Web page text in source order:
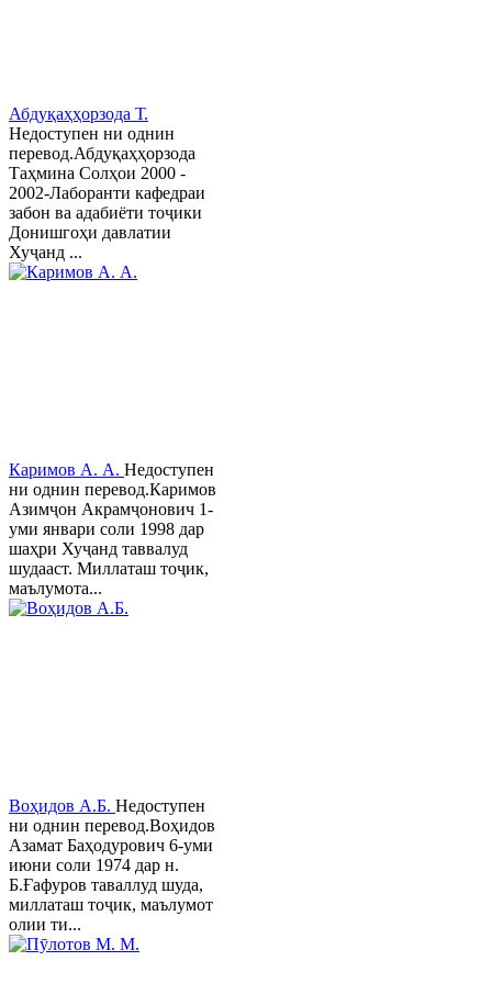
Абдуқаҳҳорзода Т.
Недоступен ни однин
перевод.Абдуқаҳҳорзода
Таҳмина Солҳои 2000 -
2002-Лаборанти кафедраи
забон ва адабиёти тоҷики
Донишгоҳи давлатии
Хуҷанд ...
Каримов А. А. Недоступен
ни однин перевод.Каримов
Азимҷон Акрамҷонович 1-
уми январи соли 1998 дар
шаҳри Хуҷанд таввалуд
шудааст. Миллаташ тоҷик,
маълумота...
Воҳидов А.Б. Недоступен
ни однин перевод.Воҳидов
Азамат Баҳодурович 6-уми
июни соли 1974 дар н.
Б.Ғафуров таваллуд шуда,
миллаташ тоҷик, маълумот
олии ти...